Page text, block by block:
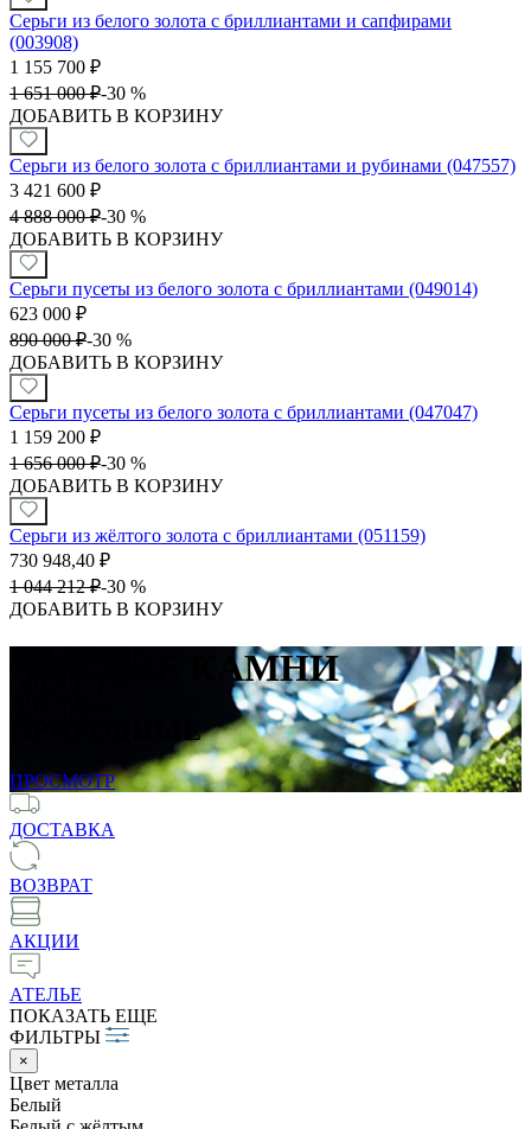
Серьги из белого золота с бриллиантами и сапфирами
(003908)
1 155 700 ₽
1 651 000 ₽-30 %
ДОБАВИТЬ В КОРЗИНУ
Серьги из белого золота с бриллиантами и рубинами (047557)
3 421 600 ₽
4 888 000 ₽-30 %
ДОБАВИТЬ В КОРЗИНУ
Серьги пусеты из белого золота с бриллиантами (049014)
623 000 ₽
890 000 ₽-30 %
ДОБАВИТЬ В КОРЗИНУ
Серьги пусеты из белого золота с бриллиантами (047047)
1 159 200 ₽
1 656 000 ₽-30 %
ДОБАВИТЬ В КОРЗИНУ
Серьги из жёлтого золота с бриллиантами (051159)
730 948,40 ₽
1 044 212 ₽-30 %
ДОБАВИТЬ В КОРЗИНУ
ЧИСТЫЕ КАМНИ
ПРИРОДНЫЕ
ПРОСМОТР
ДОСТАВКА
ВОЗВРАТ
АКЦИИ
АТЕЛЬЕ
ПОКАЗАТЬ ЕЩЕ
ФИЛЬТРЫ
×
Цвет металла
Белый